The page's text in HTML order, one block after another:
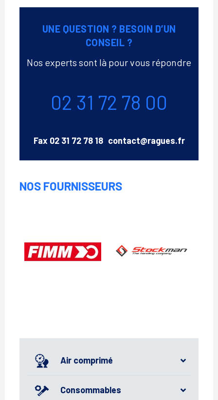
Air comprimé
Consommables
UNE QUESTION ? BESOIN D’UN
CONSEIL ?
Nos experts sont là pour vous répondre
02 31 72 78 00
Fax 02 31 72 78 18 Email
contact@ragues.fr
NOS FOURNISSEURS
Stockman